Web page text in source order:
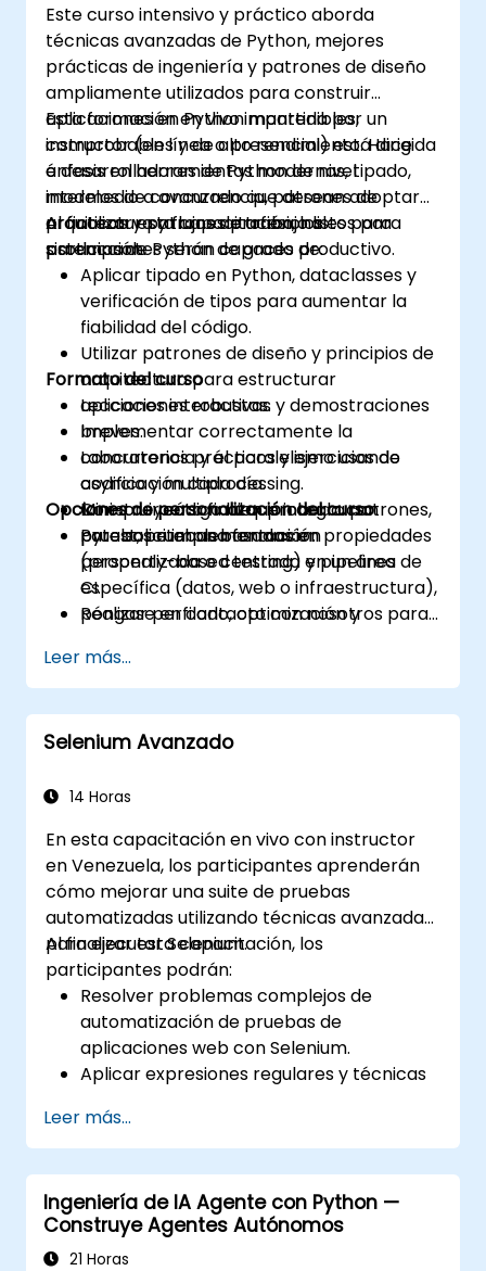
Este curso intensivo y práctico aborda
técnicas avanzadas de Python, mejores
prácticas de ingeniería y patrones de diseño
ampliamente utilizados para construir
aplicaciones en Python mantenibles,
comprobables y de alto rendimiento. Hace
énfasis en herramientas modernas, tipado,
modelos de concurrencia, patrones de
arquitectura y flujos de trabajo listos para
producción.
Esta formación en vivo impartida por un
instructor (en línea o presencial) está dirigida
a desarrolladores de Python de nivel
intermedio a avanzado que desean adoptar
prácticas y patrones profesionales para
sistemas de Python de grado productivo.
Al finalizar esta capacitación, los
participantes serán capaces de:
Aplicar tipado en Python, dataclasses y
verificación de tipos para aumentar la
fiabilidad del código.
Utilizar patrones de diseño y principios de
arquitectura para estructurar
aplicaciones robustas.
Implementar correctamente la
concurrencia y el paralelismo usando
asyncio y multiprocessing.
Construir código bien probado con
pytest, pruebas basadas en propiedades
(property-based testing) y pipelines de
CI.
Realizar perfilado, optimización y
para producción.
Empaquetar, distribuir e implementar
proyectos Python utilizando
herramientas modernas y contenedores.
Formato del curso
Lecciones interactivas y demostraciones
breves.
Laboratorios prácticos y ejercicios de
codificación cada día.
Mini-proyecto final que integra patrones,
pruebas e implementación.
Opciones de personalización del curso
Para solicitar una formación
personalizada o centrada en un área
específica (datos, web o infraestructura),
póngase en contacto con nosotros para
Leer más...
Selenium Avanzado
14 Horas
En esta capacitación en vivo con instructor
en Venezuela, los participantes aprenderán
cómo mejorar una suite de pruebas
automatizadas utilizando técnicas avanzadas
para ejecutar Selenium.
Al finalizar esta capacitación, los
participantes podrán:
Resolver problemas complejos de
automatización de pruebas de
aplicaciones web con Selenium.
Aplicar expresiones regulares y técnicas
Gestionar excepciones que detienen la
ejecución de las pruebas.
Buscar objetos web de forma
programática.
Capturar datos dinámicamente desde
controles web.
Leer más...
Ingeniería de IA Agente con Python —
Construye Agentes Autónomos
21 Horas